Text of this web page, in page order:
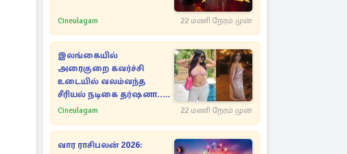
Cineulagam 22 மணி நேரம் முன்
இலங்கையில்
அரைகுறை கவர்ச்சி
உடையில் வலம்வந்த
சீரியல் நடிகை தர்ஷனா...
அவரே வெளியிட்ட
Cineulagam 22 மணி நேரம் முன்
வார ராசிபலன் 2026: